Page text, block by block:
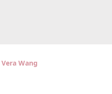
Vera Wang